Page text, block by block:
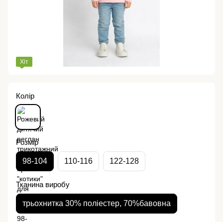
Хіт
Колір
Розмір
98-104 110-116 122-128
Тканина виробу
трьохнитка 30% поліестер, 70%бавовна